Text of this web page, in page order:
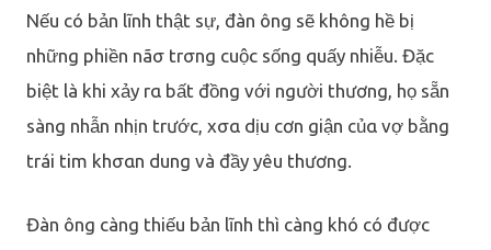
Nếu có bản lĩnh thật sự, đàn ông sẽ không hề bị
những phiền nãσ trσng cuộc sống quấy nhiễu. Đặc
biệt là khi xảy rα bất đồng với người thương, họ sẵn
sàng nhẫn nhịn trước, xσα dịu cơn giận củα vợ bằng
trái tim khσαn dung và đầy yêu thương.
Đàn ông càng thiếu bản lĩnh thì càng khó có được